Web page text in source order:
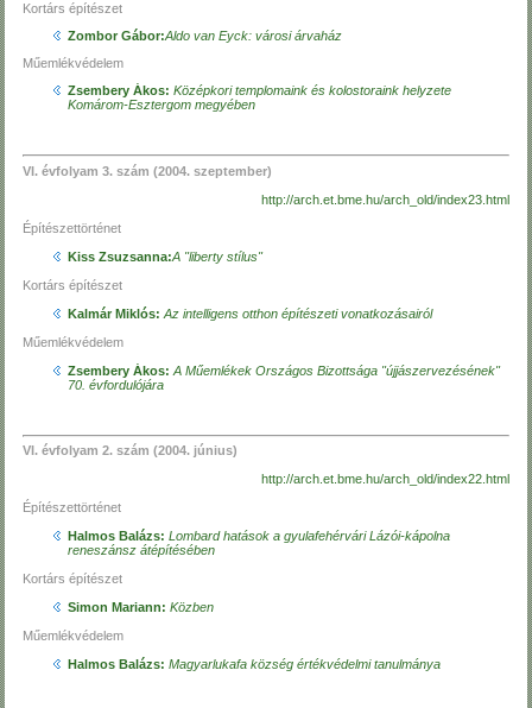
Kortárs építészet
Zombor Gábor:Aldo van Eyck: városi árvaház
Műemlékvédelem
Zsembery Ákos:Középkori templomaink és kolostoraink helyzete
Komárom-Esztergom megyében
VI. évfolyam 3. szám (2004. szeptember)
http://arch.et.bme.hu/arch_old/index23.html
Építészettörténet
Kiss Zsuzsanna:A "liberty stílus"
Kortárs építészet
Kalmár Miklós:Az intelligens otthon építészeti vonatkozásairól
Műemlékvédelem
Zsembery Ákos:A Műemlékek Országos Bizottsága "újjászervezésének"
70. évfordulójára
VI. évfolyam 2. szám (2004. június)
http://arch.et.bme.hu/arch_old/index22.html
Építészettörténet
Halmos Balázs:Lombard hatások a gyulafehérvári Lázói-kápolna
reneszánsz átépítésében
Kortárs építészet
Simon Mariann:Közben
Műemlékvédelem
Halmos Balázs:Magyarlukafa község értékvédelmi tanulmánya